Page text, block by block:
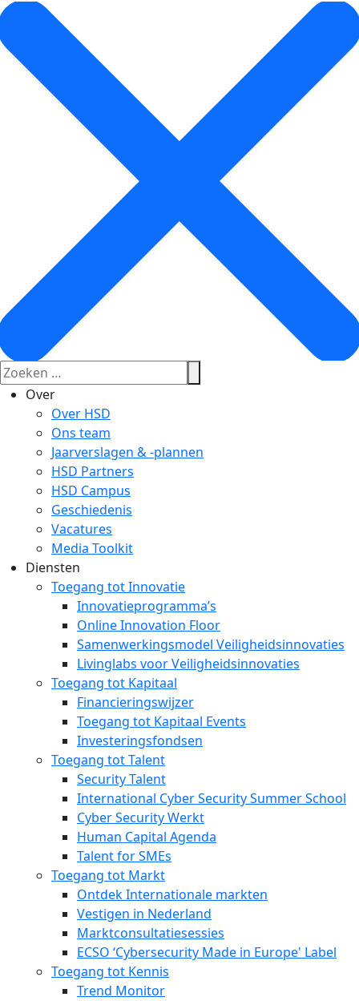
Over
Over HSD
Ons team
Jaarverslagen & -plannen
HSD Partners
HSD Campus
Geschiedenis
Vacatures
Media Toolkit
Diensten
Toegang tot Innovatie
Innovatieprogramma’s
Online Innovation Floor
Samenwerkingsmodel Veiligheidsinnovaties
Livinglabs voor Veiligheidsinnovaties
Toegang tot Kapitaal
Financieringswijzer
Toegang tot Kapitaal Events
Investeringsfondsen
Toegang tot Talent
Security Talent
International Cyber Security Summer School
Cyber Security Werkt
Human Capital Agenda
Talent for SMEs
Toegang tot Markt
Ontdek Internationale markten
Vestigen in Nederland
Marktconsultatiesessies
ECSO ‘Cybersecurity Made in Europe' Label
Toegang tot Kennis
Trend Monitor